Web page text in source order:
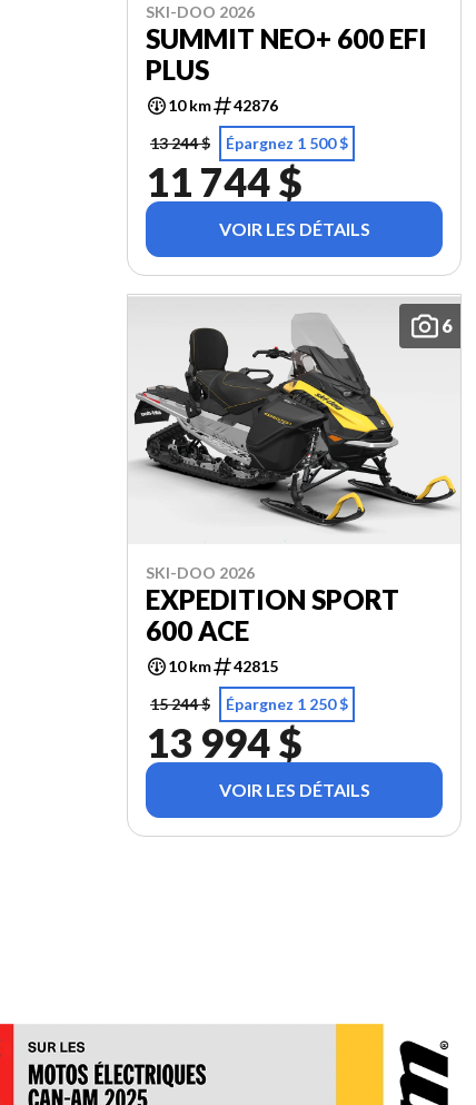
SKI-DOO 2026
SUMMIT NEO+ 600 EFI
PLUS
10 km
42876
13 244 $
Épargnez 1 500 $
11 744 $
VOIR LES DÉTAILS
6
SKI-DOO 2026
EXPEDITION SPORT
600 ACE
10 km
42815
15 244 $
Épargnez 1 250 $
13 994 $
VOIR LES DÉTAILS